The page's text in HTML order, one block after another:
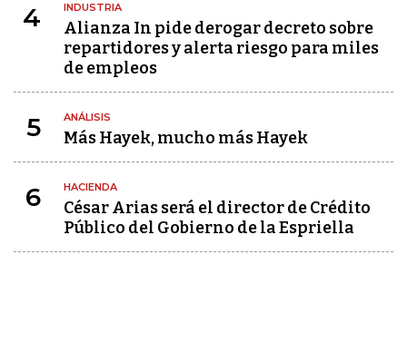
4 INDUSTRIA
Alianza In pide derogar decreto sobre
repartidores y alerta riesgo para miles
de empleos
5 ANÁLISIS
Más Hayek, mucho más Hayek
6 HACIENDA
César Arias será el director de Crédito
Público del Gobierno de la Espriella